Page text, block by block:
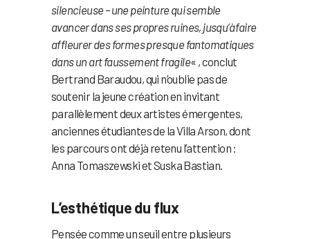
silencieuse – une peinture qui semble
avancer dans ses propres ruines, jusqu’à faire
affleurer des formes presque fantomatiques
dans un art faussement fragile« , conclut
Bertrand Baraudou, qui n’oublie pas de
soutenir la jeune création en invitant
parallèlement deux artistes émergentes,
anciennes étudiantes de la Villa Arson, dont
les parcours ont déjà retenu l’attention :
Anna Tomaszewski et Suska Bastian.
L’esthétique du flux
Pensée comme un seuil entre plusieurs